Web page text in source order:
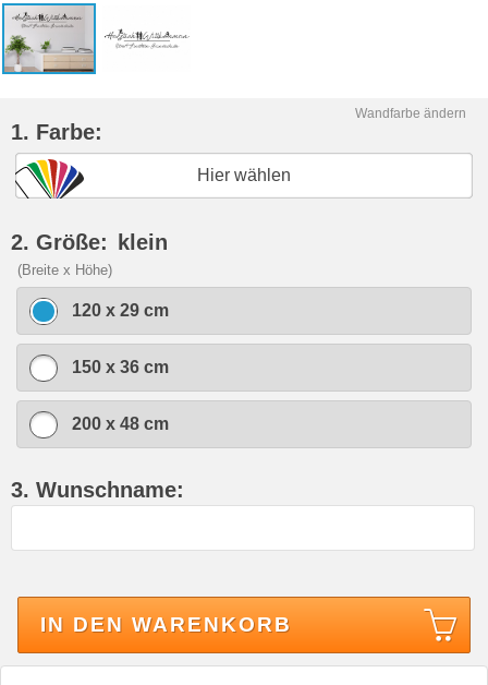
Wandfarbe ändern
1. Farbe:
Hier wählen
2. Größe: klein
(Breite x Höhe)
120 x 29 cm
150 x 36 cm
200 x 48 cm
3. Wunschname:
IN DEN WARENKORB